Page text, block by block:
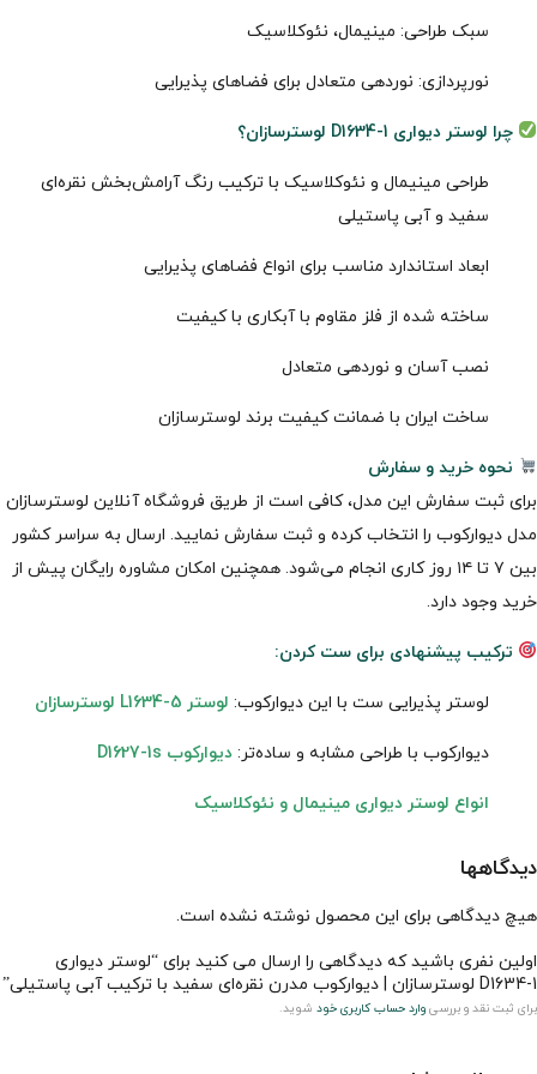
سبک طراحی: مینیمال، نئوکلاسیک
نورپردازی: نوردهی متعادل برای فضاهای پذیرایی
چرا لوستر دیواری D1634-1 لوسترسازان؟
طراحی مینیمال و نئوکلاسیک با ترکیب رنگ آرامش‌بخش نقره‌ای
سفید و آبی پاستیلی
ابعاد استاندارد مناسب برای انواع فضاهای پذیرایی
ساخته شده از فلز مقاوم با آبکاری با کیفیت
نصب آسان و نوردهی متعادل
ساخت ایران با ضمانت کیفیت برند لوسترسازان
نحوه خرید و سفارش
برای ثبت سفارش این مدل، کافی است از طریق فروشگاه آنلاین لوسترسازان
مدل دیوارکوب را انتخاب کرده و ثبت سفارش نمایید. ارسال به سراسر کشور
بین ۷ تا ۱۴ روز کاری انجام می‌شود. همچنین امکان مشاوره رایگان پیش از
خرید وجود دارد.
ترکیب پیشنهادی برای ست کردن:
لوستر پذیرایی ست با این دیوارکوب: لوستر L1634-5 لوسترسازان
دیوارکوب با طراحی مشابه و ساده‌تر: دیوارکوب D1627-1s
انواع لوستر دیواری مینیمال و نئوکلاسیک
دیدگاهها
هیچ دیدگاهی برای این محصول نوشته نشده است.
اولین نفری باشید که دیدگاهی را ارسال می کنید برای “لوستر دیواری
D1634-1 لوسترسازان | دیوارکوب مدرن نقره‌ای سفید با ترکیب آبی پاستیلی”
برای ثبت نقد و بررسی وارد حساب کاربری خود شوید.